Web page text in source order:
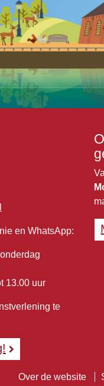
en WhatsApp:
13.00 uur
te
Over de website